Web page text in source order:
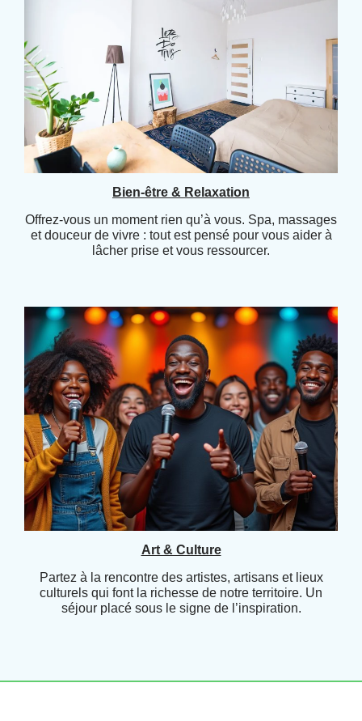
Bien-être & Relaxation
Offrez-vous un moment rien qu’à vous. Spa, massages
et douceur de vivre : tout est pensé pour vous aider à
lâcher prise et vous ressourcer.
Art & Culture
Partez à la rencontre des artistes, artisans et lieux
culturels qui font la richesse de notre territoire. Un
séjour placé sous le signe de l’inspiration.